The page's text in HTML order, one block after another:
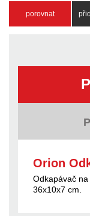
porovnat
Orion
Odkapávač
36x10x7 cm.